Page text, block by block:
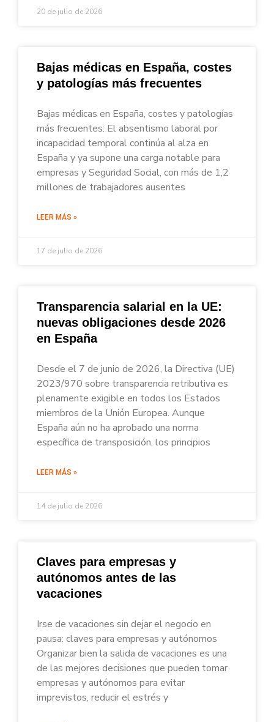
20 de julio de 2026
Bajas médicas en España, costes
y patologías más frecuentes
Bajas médicas en España, costes y patologías
más frecuentes: El absentismo laboral por
incapacidad temporal continúa al alza en
España y ya supone una carga notable para
empresas y Seguridad Social, con más de 1,2
millones de trabajadores ausentes
LEER MÁS »
17 de julio de 2026
Transparencia salarial en la UE:
nuevas obligaciones desde 2026
en España
Desde el 7 de junio de 2026, la Directiva (UE)
2023/970 sobre transparencia retributiva es
plenamente exigible en todos los Estados
miembros de la Unión Europea. Aunque
España aún no ha aprobado una norma
específica de transposición, los principios
LEER MÁS »
14 de julio de 2026
Claves para empresas y
autónomos antes de las
vacaciones
Irse de vacaciones sin dejar el negocio en
pausa: claves para empresas y autónomos
Organizar bien la salida de vacaciones es una
de las mejores decisiones que pueden tomar
empresas y autónomos para evitar
imprevistos, reducir el estrés y